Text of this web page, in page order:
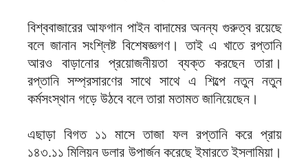
বিশ্ববাজারের আফগান পাইন বাদামের অনন্য গুরুত্ব রয়েছে
বলে জানান সংশ্লিষ্ট বিশেষজ্ঞগণ। তাই এ খাতে রপ্তানি
আরও বাড়ানোর প্রয়োজনীয়তা ব্যক্ত করছেন তারা।
রপ্তানি সম্প্রসারণের সাথে সাথে এ শিল্পে নতুন নতুন
কর্মসংস্থান গড়ে উঠবে বলে তারা মতামত জানিয়েছেন।
এছাড়া বিগত ১১ মাসে তাজা ফল রপ্তানি করে প্রায়
১৪৩.১১ মিলিয়ন ডলার উপার্জন করেছে ইমারতে ইসলামিয়া।